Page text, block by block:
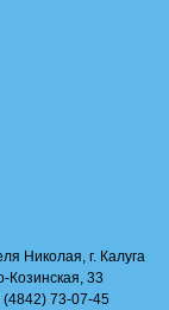
Николая, г. Калуга
Козинская, 33
73-07-45